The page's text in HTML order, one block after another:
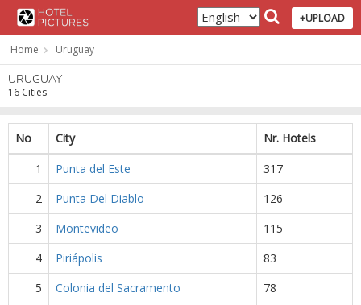
+UPLOAD
Home Uruguay
URUGUAY
16 Cities
No City
Nr. Hotels
1
Punta del Este
317
2
Punta Del Diablo
126
3
Montevideo
115
4
Piriápolis
83
5
Colonia del Sacramento
78